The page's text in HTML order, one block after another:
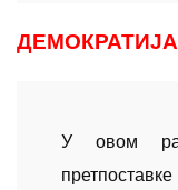
У овом